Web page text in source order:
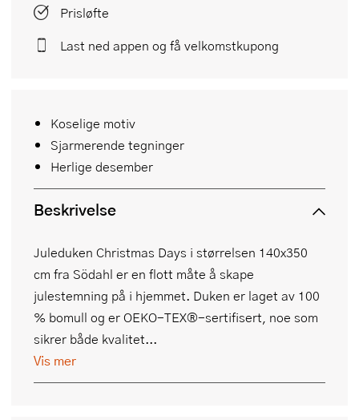
Koselige motiv
Sjarmerende tegninger
Herlige desember
Beskrivelse
Juleduken Christmas Days i størrelsen 140x350
cm fra Södahl er en flott måte å skape
julestemning på i hjemmet. Duken er laget av 100
% bomull og er OEKO-TEX®-sertifisert, noe som
sikrer både kvalitet...
Vis mer
Prisløfte
Last ned appen og få velkomstkupong